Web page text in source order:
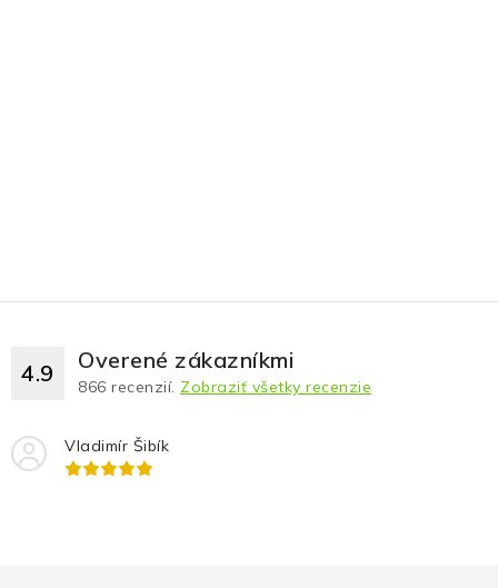
4.9 Overené zákazníkmi
866 recenzií. Zobraziť všetky recenzie
Vladimír Šibík